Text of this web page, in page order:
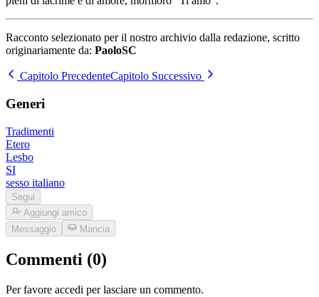
Racconto selezionato per il nostro archivio dalla redazione, scritto
originariamente da: PaoloSC
Capitolo PrecedenteCapitolo Successivo
Generi
Tradimenti
Etero
Lesbo
SI
sesso italiano
Segui
Aggiungi amico
Messaggio
Mancia
Commenti (0)
Per favore accedi per lasciare un commento.